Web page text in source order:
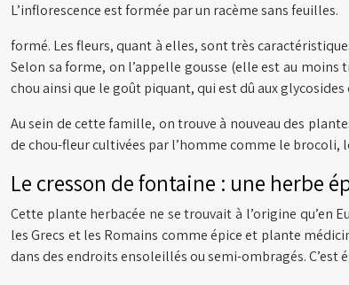
L’inflorescence est formée par un racème sans feuilles.
formé. Les fleurs, quant à elles, sont très
Selon sa forme, on l’appelle gousse (elle est au
chou ainsi que le goût piquant, qui est dû aux
Au sein de cette famille, on trouve à nouveau des
de chou-fleur cultivées par l’homme comme le brocoli,
Le cresson de fontaine : une herbe
Cette plante herbacée ne se trouvait à l’origine qu’en
les Grecs et les Romains comme épice et plante
dans des endroits ensoleillés ou semi-ombragés. C’est